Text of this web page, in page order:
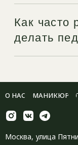
Москва, улица
О НАС МАНИКЮР